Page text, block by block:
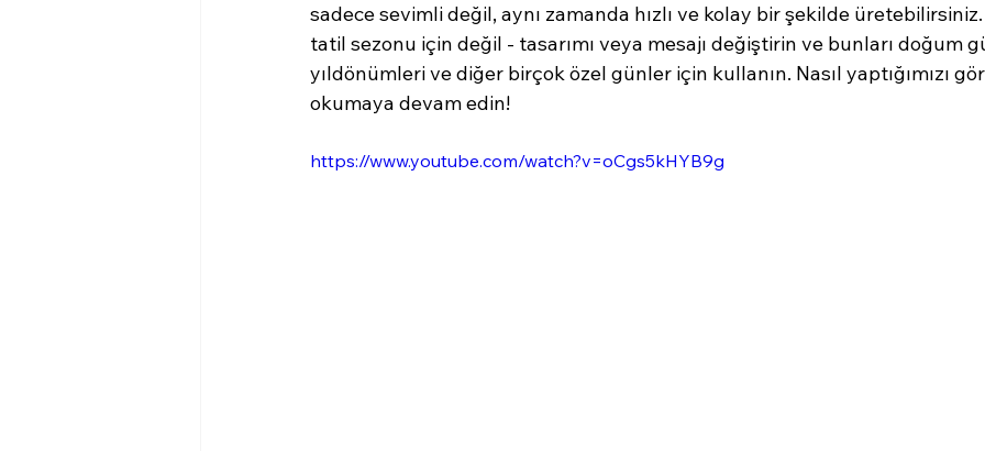
sadece sevimli değil, aynı zamanda hızlı ve kolay bir şekilde
tatil sezonu için değil - tasarımı veya mesajı değiştirin ve bunları doğum
yıldönümleri ve diğer birçok özel günler için kullanın. Nasıl yaptığımızı
okumaya devam edin!
https://www.youtube.com/watch?v=oCgs5kHYB9g